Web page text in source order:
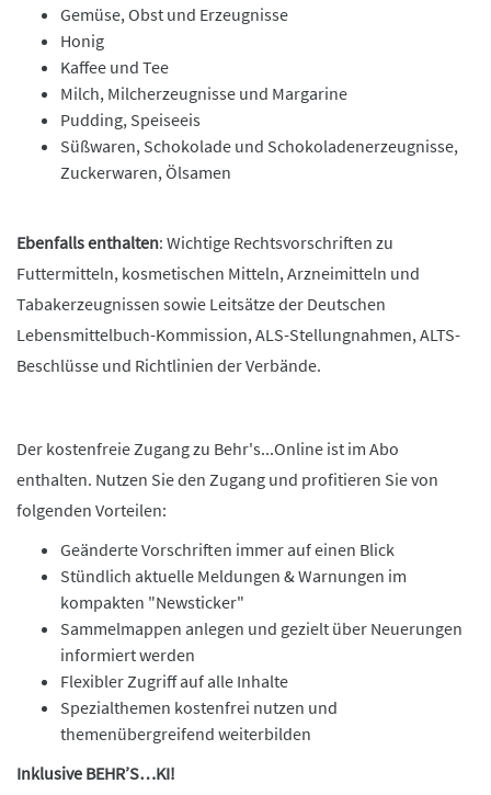
Gemüse, Obst und Erzeugnisse
Honig
Kaffee und Tee
Milch, Milcherzeugnisse und Margarine
Pudding, Speiseeis
Süßwaren, Schokolade und Schokoladenerzeugnisse,
Zuckerwaren, Ölsamen
Ebenfalls enthalten: Wichtige Rechtsvorschriften zu
Futtermitteln, kosmetischen Mitteln, Arzneimitteln und
Tabakerzeugnissen sowie Leitsätze der Deutschen
Lebensmittelbuch-Kommission, ALS-Stellungnahmen, ALTS-
Beschlüsse und Richtlinien der Verbände.
Der kostenfreie Zugang zu Behr's...Online ist im Abo
enthalten. Nutzen Sie den Zugang und profitieren Sie von
folgenden Vorteilen:
Geänderte Vorschriften immer auf einen Blick
Stündlich aktuelle Meldungen & Warnungen im
kompakten "Newsticker"
Sammelmappen anlegen und gezielt über Neuerungen
informiert werden
Flexibler Zugriff auf alle Inhalte
Spezialthemen kostenfrei nutzen und
themenübergreifend weiterbilden
Inklusive BEHR’S…KI!